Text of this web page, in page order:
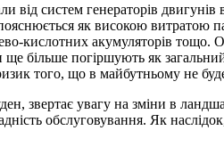
від систем генераторів
як високою витратою
кислотних акумуляторів
погіршують як загальний
того, що в майбутньому не буде
звертає увагу на зміни в
обслуговування. Як